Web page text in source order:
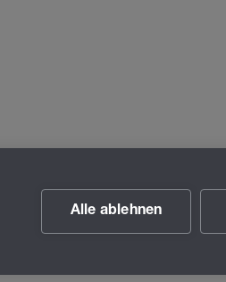
Alle ablehnen